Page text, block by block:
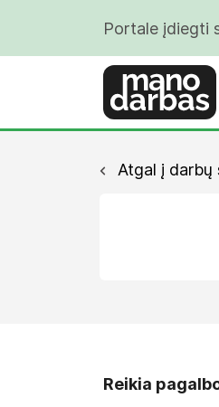
Portale įdiegti
Atgal į darbų
Reikia